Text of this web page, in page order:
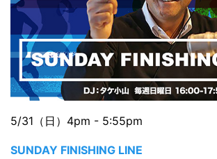
5/31（日）4pm - 5:55pm
SUNDAY FINISHING LINE